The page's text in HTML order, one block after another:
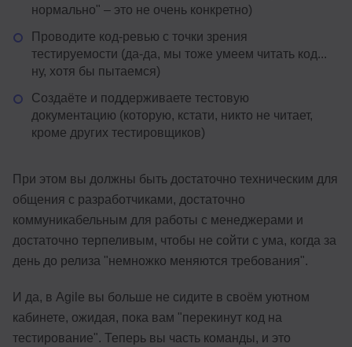
нормально" – это не очень конкретно)
Проводите код-ревью с точки зрения
тестируемости (да-да, мы тоже умеем читать код...
ну, хотя бы пытаемся)
Создаёте и поддерживаете тестовую
документацию (которую, кстати, никто не читает,
кроме других тестировщиков)
При этом вы должны быть достаточно техническим для
общения с разработчиками, достаточно
коммуникабельным для работы с менеджерами и
достаточно терпеливым, чтобы не сойти с ума, когда за
день до релиза "немножко меняются требования".
И да, в Agile вы больше не сидите в своём уютном
кабинете, ожидая, пока вам "перекинут код на
тестирование". Теперь вы часть команды, и это